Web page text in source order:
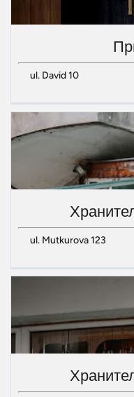
ul. David 10
ul. Mutkurova 123